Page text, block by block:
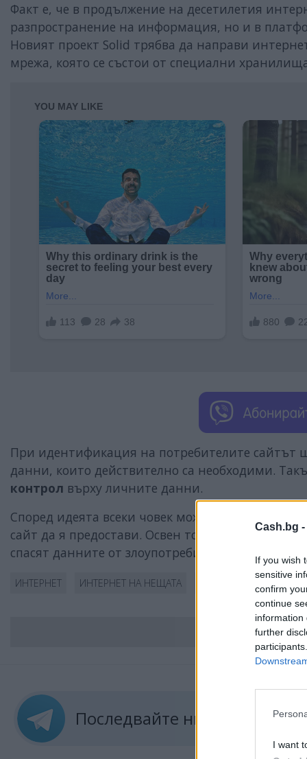
Cash.bg -
If you wish
sensitive
confirm
continue
information
further
I want
Факт е, че в продължение на десетилетия
разпространение на информация, но и в
Новият проект Solid трябва да направи
мрежа, която се състои от специални
При идентификация на потребителите сайтът
данни, които действително са необходими.
контрол върху личните данни.
Според идеята всеки човек може да избере
сайт да я предостави. Освен това на всички
спасят данните от злоупотреби.
ИНТЕРНЕТ ИНТЕРНЕТ НА НЕЩАТА ЛИЧНИ
Последвайте ни в